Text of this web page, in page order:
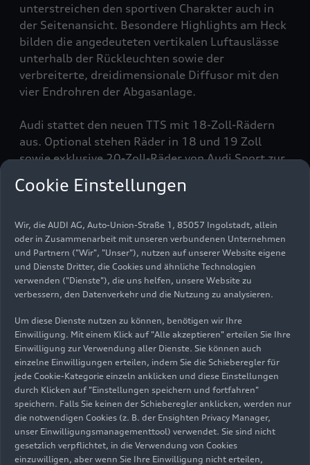
unterstreichen den sportiven Charakter auch in
der Seitenansicht. Besondere Highlights am Heck
bilden die angedeuteten vertikalen Luftauslässe
unterhalb der Rückleuchten sowie der
verbreiterte, dreidimensionale Diffusor mit den
vier Endrohren der Abgasanlage.
Audi stattet den neuen TTS mit 18-Zoll-Rädern
aus. Optional stehen Räder in 18 und 19 Zoll
sowie exklusive 20-Zoll-Räder von Audi Sport zur
Pulsorange und Turboblau.
Zahlreiche Details im fahrerorientierten Interieur
unterstreichen die Sportlichkeit des neuen TTS:
der zusätzliche Sport-Screen im Audi virtual
cockpit, die S-Sportsitze und die farbigen
Kontrastnähte.
Kraftpaket: der 2.0 TFSI
Der 2.0 TFSI leistet 225 kW (306 PS) und
entwickelt im breiten Drehzahlband zwischen
2.000 und 5.300 Touren ein maximales
Drehmoment von 400 Nm. Das sind 20 Nm mehr
als beim Vorgänger-Aggregat. Das TTS Coupé
beschleunigt in 4,5 Sekunden von null auf
100 km/h (Roadster: 4,8 Sekunden) – ein Zehntel
schneller als bisher. Die Höchstgeschwindigkeit
Cookie Einstellungen
Wir, die AUDI AG, Auto-Union-Straße 1, 85057 Ingolstadt, allein
oder in Zusammenarbeit mit unseren verbundenen Unternehmen
und Partnern ("Wir", "Unser"), nutzen auf unserer Website eigene
und Dienste Dritter, die Cookies und ähnliche Technologien
verwenden ("Dienste"), die uns helfen, unsere Website zu
verbessern, den Datenverkehr und die Nutzung zu analysieren.
Um diese Dienste nutzen zu können, benötigen wir Ihre
Einwilligung. Mit einem Klick auf "Alle akzeptieren" erteilen Sie Ihre
Einwilligung zur Verwendung aller Dienste. Sie können auch
einzelne Einwilligungen erteilen, indem Sie die Schieberegler für
jede Cookie-Kategorie einzeln anklicken und diese Einstellungen
durch Klicken auf "Einstellungen speichern und fortfahren"
speichern. Falls Sie keinen der Schieberegler anklicken, werden nur
die notwendigen Cookies (z. B. der Ensighten Privacy Manager,
unser Einwilligungsmanagementtool) verwendet. Sie sind nicht
gesetzlich verpflichtet, in die Verwendung von Cookies
einzuwilligen, aber wenn Sie Ihre Einwilligung nicht erteilen,